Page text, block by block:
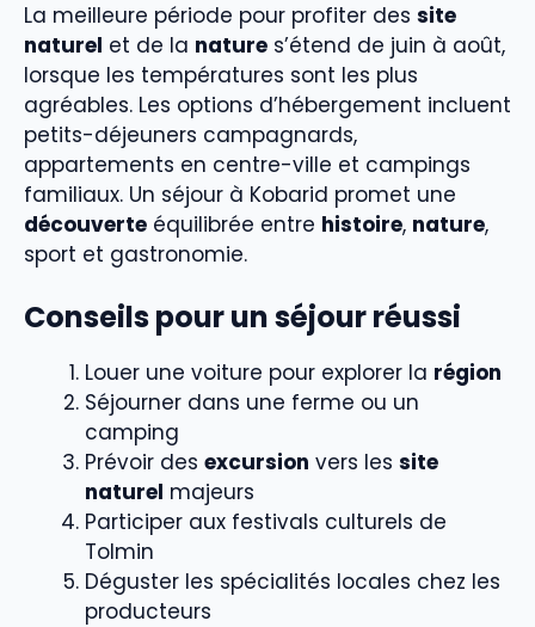
La meilleure période pour profiter des site
naturel et de la nature s’étend de juin à août,
lorsque les températures sont les plus
agréables. Les options d’hébergement incluent
petits-déjeuners campagnards,
appartements en centre-ville et campings
familiaux. Un séjour à Kobarid promet une
découverte équilibrée entre histoire, nature,
sport et gastronomie.
Conseils pour un séjour réussi
Louer une voiture pour explorer la région
Séjourner dans une ferme ou un
camping
Prévoir des excursion vers les site
naturel majeurs
Participer aux festivals culturels de
Tolmin
Déguster les spécialités locales chez les
producteurs